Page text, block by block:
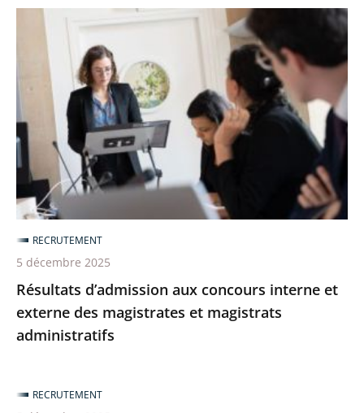
Résultats
d’admission
concours
interne
et
externe
des
magistrates
et
magistrats
administratifs
Résultats d’admission aux concours interne et
externe des magistrates et magistrats
administratifs
RECRUTEMENT
5 décembre 2025
RECRUTEMENT